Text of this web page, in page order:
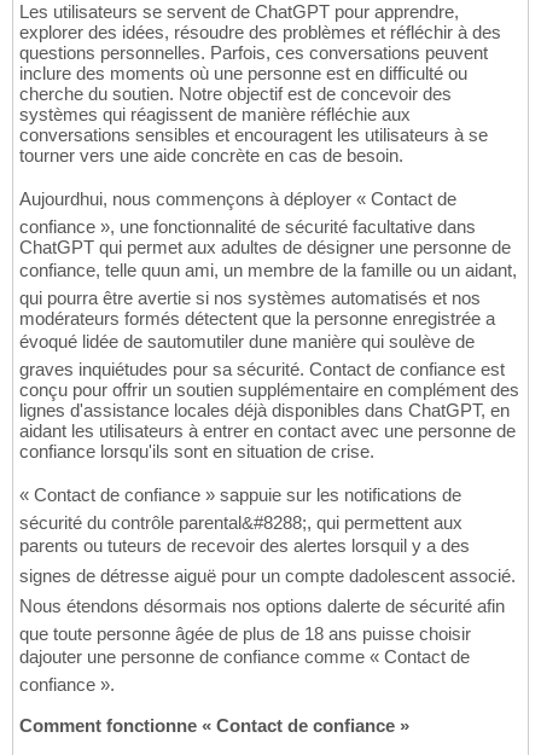
Les utilisateurs se servent de ChatGPT pour apprendre,
explorer des idées, résoudre des problèmes et réfléchir à des
questions personnelles. Parfois, ces conversations peuvent
inclure des moments où une personne est en difficulté ou
cherche du soutien. Notre objectif est de concevoir des
systèmes qui réagissent de manière réfléchie aux
conversations sensibles et encouragent les utilisateurs à se
tourner vers une aide concrète en cas de besoin.
Aujourdhui, nous commençons à déployer « Contact de
confiance », une fonctionnalité de sécurité facultative dans
ChatGPT qui permet aux adultes de désigner une personne de
confiance, telle quun ami, un membre de la famille ou un aidant,
qui pourra être avertie si nos systèmes automatisés et nos
modérateurs formés détectent que la personne enregistrée a
évoqué lidée de sautomutiler dune manière qui soulève de
graves inquiétudes pour sa sécurité. Contact de confiance est
conçu pour offrir un soutien supplémentaire en complément des
lignes d'assistance locales déjà disponibles dans ChatGPT, en
aidant les utilisateurs à entrer en contact avec une personne de
confiance lorsqu'ils sont en situation de crise.
« Contact de confiance » sappuie sur les notifications de
sécurité du contrôle parental&#8288;, qui permettent aux
parents ou tuteurs de recevoir des alertes lorsquil y a des
signes de détresse aiguë pour un compte dadolescent associé.
Nous étendons désormais nos options dalerte de sécurité afin
que toute personne âgée de plus de 18 ans puisse choisir
dajouter une personne de confiance comme « Contact de
confiance ».
Comment fonctionne « Contact de confiance »